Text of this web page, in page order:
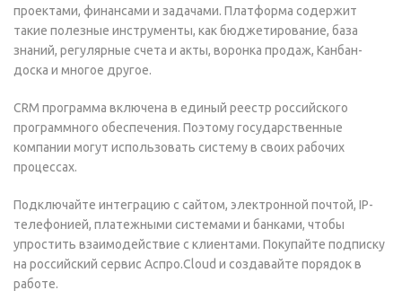
проектами, финансами и задачами. Платформа содержит
такие полезные инструменты, как бюджетирование, база
знаний, регулярные счета и акты, воронка продаж, Канбан-
доска и многое другое.
CRM программа включена в единый реестр российского
программного обеспечения. Поэтому государственные
компании могут использовать систему в своих рабочих
процессах.
Подключайте интеграцию с сайтом, электронной почтой, IP-
телефонией, платежными системами и банками, чтобы
упростить взаимодействие с клиентами. Покупайте подписку
на российский сервис Аспро.Cloud и создавайте порядок в
работе.